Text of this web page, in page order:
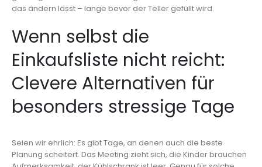
das ändern lässt – lange bevor der Teller gefüllt wird.
Wenn selbst die
Einkaufsliste nicht reicht:
Clevere Alternativen für
besonders stressige Tage
Seien wir ehrlich: Es gibt Tage, an denen auch die beste
Planung scheitert. Das Meeting zieht sich, die Kinder brauchen